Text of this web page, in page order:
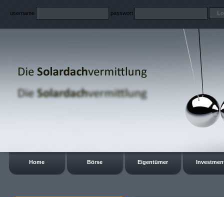
username passwort
Home Börse Eigentümer